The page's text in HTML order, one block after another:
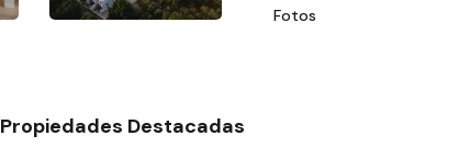
Fotos
Propiedades Destacadas